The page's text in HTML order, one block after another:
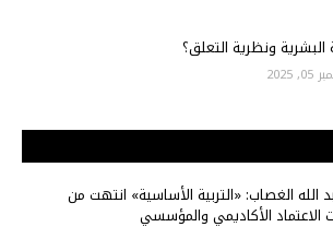
البشرية ونظرية التعلق؟
2025
الله الغصاب: «التربية الأساسية» انتهت من
الأكاديمي والمؤسسي